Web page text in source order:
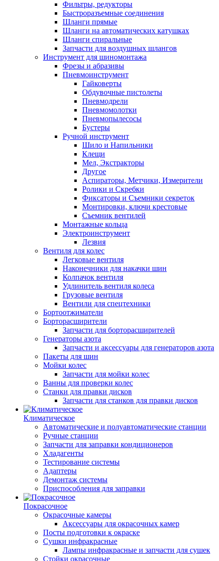
Фильтры, редукторы
Быстроразъемные соединения
Шланги прямые
Шланги на автоматических катушках
Шланги спиральные
Запчасти для воздушных шлангов
Инструмент для шиномонтажа
Фрезы и абразивы
Пневмоинструмент
Гайковерты
Обдувочные пистолеты
Пневмодрели
Пневмомолотки
Пневмопылесосы
Бустеры
Ручной инструмент
Шило и Напильники
Клещи
Мел, Экстракторы
Другое
Аспираторы, Метчики, Измерители
Ролики и Скребки
Фиксаторы и Съемники секреток
Монтировки, ключи крестовые
Съемник вентилей
Монтажные кольца
Электроинструмент
Лезвия
Вентиля для колес
Легковые вентиля
Наконечники для накачки шин
Колпачок вентиля
Удлинитель вентиля колеса
Грузовые вентиля
Вентили для спецтехники
Бортоотжиматели
Борторасширители
Запчасти для борторасширителей
Генераторы азота
Запчасти и аксессуары для генераторов азота
Пакеты для шин
Мойки колес
Запчасти для мойки колес
Ванны для проверки колес
Станки для правки дисков
Запчасти для станков для правки дисков
Климатическое
Автоматические и полуавтоматические станции
Ручные станции
Запчасти для заправки кондиционеров
Хладагенты
Тестирование системы
Адаптеры
Демонтаж системы
Приспособления для заправки
Покрасочное
Окрасочные камеры
Аксессуары для окрасочных камер
Посты подготовки к окраске
Сушки инфракрасные
Лампы инфракрасные и запчасти для сушек
Стойки окрасочные